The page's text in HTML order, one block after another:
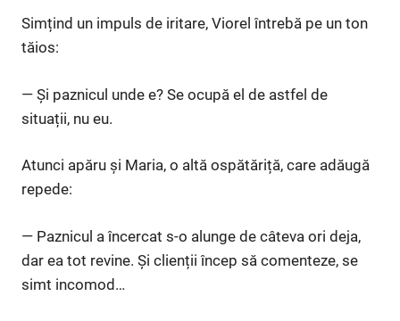
Simțind un impuls de iritare, Viorel întrebă pe un ton
tăios:
— Și paznicul unde e? Se ocupă el de astfel de
situații, nu eu.
Atunci apăru și Maria, o altă ospătăriță, care adăugă
repede:
— Paznicul a încercat s-o alunge de câteva ori deja,
dar ea tot revine. Și clienții încep să comenteze, se
simt incomod…